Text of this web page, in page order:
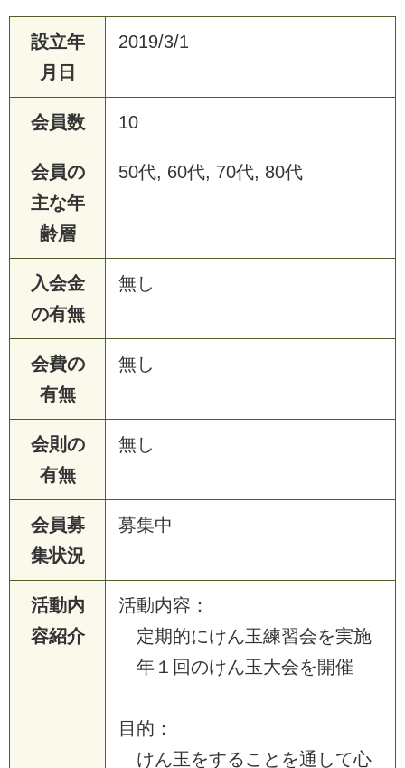
設立年
月日
2019/3/1
会員数 10
会員の
主な年
齢層
50代, 60代, 70代, 80代
入会金
の有無
無し
会費の
有無
無し
会則の
有無
無し
会員募
集状況
募集中
活動内
容紹介
活動内容：
定期的にけん玉練習会を実施
年１回のけん玉大会を開催
目的：
けん玉をすることを通して心